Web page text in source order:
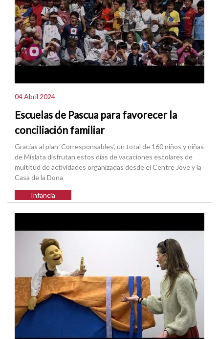
04 Abril 2024
Escuelas de Pascua para favorecer la
conciliación familiar
Gracias al plan ‘Corresponsables’, un total de 160 niños y niñas
de Mislata disfrutan estos días de vacaciones escolares de
multitud de actividades organizadas desde el Centre Jove y la
Casa de la Dona
Infancia